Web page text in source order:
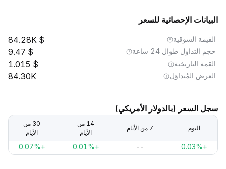
البيانات الإحصائية للسعر
القيمة السوقية 84.28K
حجم التداول طوال 24 ساعة 9.47
القمة التاريخية 1.015
العرض المُتداوَل 84.30K
سجل السعر (بالدولار الأمريكي)
اليوم 7 من الأيام
14 من
الأيام
30 من
الأيام
+0.03%
--
+0.01%
+0.07%